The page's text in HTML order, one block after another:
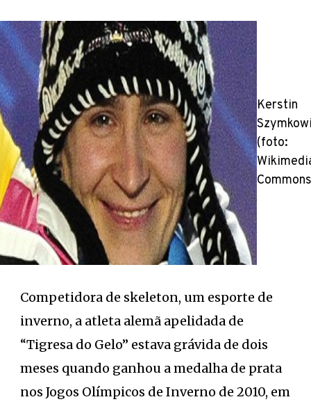
Kerstin
(foto:
Competidora de skeleton, um esporte de
inverno, a atleta alemã apelidada de
“Tigresa do Gelo” estava grávida de dois
meses quando ganhou a medalha de prata
nos Jogos Olímpicos de Inverno de 2010, em